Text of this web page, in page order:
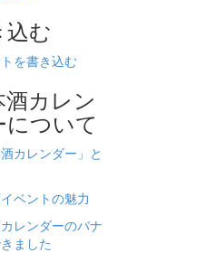
む
を書き込む
酒カレン
について
酒カレンダー」と
ベントの魅力
レンダーのバナ
ました